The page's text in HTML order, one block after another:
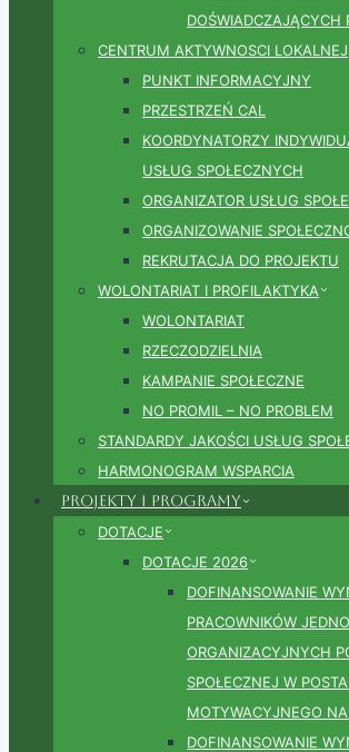
DOŚWIADCZAJĄCYCH
CENTRUM AKTYWNOSCI LOKALNEJ
PUNKT INFORMACYJNY
PRZESTRZEŃ CAL
KOORDYNATORZY
USŁUG SPOŁECZNYCH
ORGANIZATOR USŁUG
ORGANIZOWANIE
REKRUTACJA DO PROJEKTU
WOLONTARIAT I PROFILAKTYKA
WOLONTARIAT
RZECZODZIELNIA
KAMPANIE SPOŁECZNE
NO PROMIL – NO PROBLEM
STANDARDY JAKOŚCI USŁUG
HARMONOGRAM WSPARCIA
Projekty i Programy
DOTACJE
DOTACJE 2026
DOFINANSOWANIE
PRACOWNIKÓW
ORGANIZACYJNYCH
SPOŁECZNEJ W
MOTYWACYJNEGO
DOFINANSOWANIE